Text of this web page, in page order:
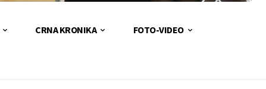
CRNA KRONIKA FOTO-VIDEO